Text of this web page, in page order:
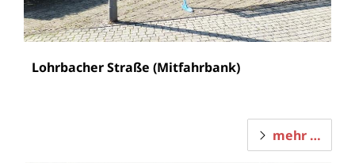
Lohrbacher Straße (Mitfahrbank)
mehr …